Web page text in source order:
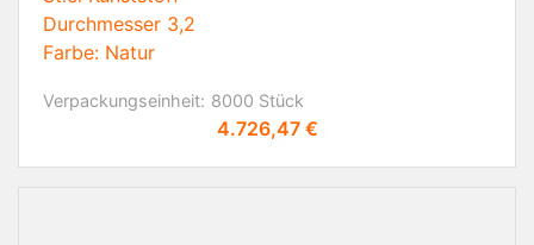
Durchmesser 3,2
Farbe: Natur
Verpackungseinheit: 8000 Stück
Preis
4.726,47 €